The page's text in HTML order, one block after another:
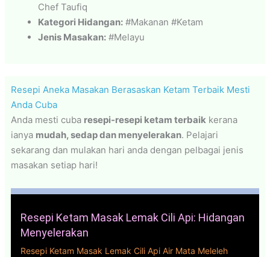
Chef Taufiq
Kategori Hidangan: #Makanan #Ketam
Jenis Masakan: #Melayu
Resepi Aneka Masakan Berasaskan Ketam Terbaik Mesti
Anda Cuba
Anda mesti cuba resepi-resepi ketam terbaik kerana
ianya mudah, sedap dan menyelerakan. Pelajari
sekarang dan mulakan hari anda dengan pelbagai jenis
masakan setiap hari!
Resepi Ketam Masak Lemak Cili Api: Hidangan
Menyelerakan
Resepi Ketam Masak Lemak Cili Api Air Mata Meleleh